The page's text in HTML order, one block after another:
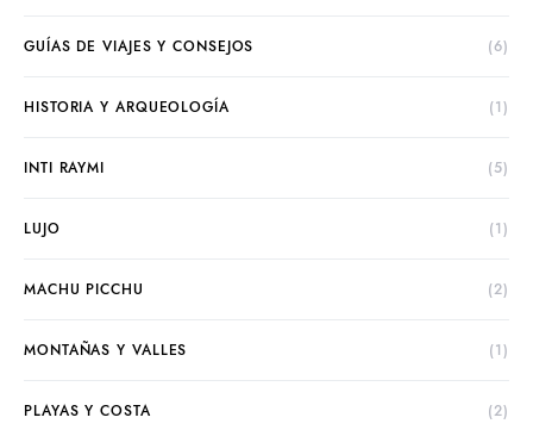
GUÍAS DE VIAJES Y CONSEJOS (6)
HISTORIA Y ARQUEOLOGÍA (1)
INTI RAYMI (5)
LUJO (1)
MACHU PICCHU (2)
MONTAÑAS Y VALLES (1)
PLAYAS Y COSTA (2)